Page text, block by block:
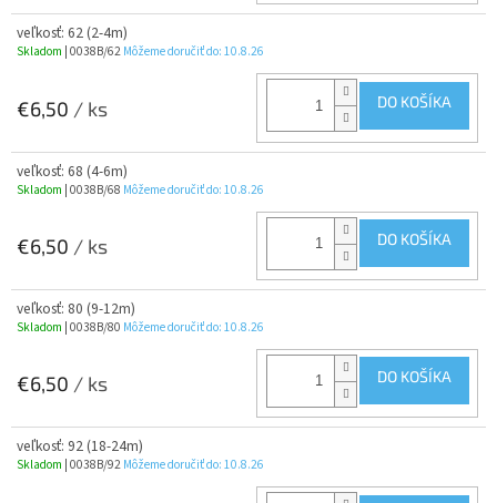
veľkosť: 62 (2-4m)
Skladom | 0038B/62 Môžeme doručiť do: 10.8.26
€6,50 / ks DO KOŠÍKA
veľkosť: 68 (4-6m)
Skladom | 0038B/68 Môžeme doručiť do: 10.8.26
€6,50 / ks DO KOŠÍKA
veľkosť: 80 (9-12m)
Skladom | 0038B/80 Môžeme doručiť do: 10.8.26
€6,50 / ks DO KOŠÍKA
veľkosť: 92 (18-24m)
Skladom | 0038B/92 Môžeme doručiť do: 10.8.26